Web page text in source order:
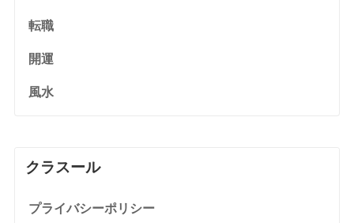
転職
開運
風水
クラスール
プライバシーポリシー